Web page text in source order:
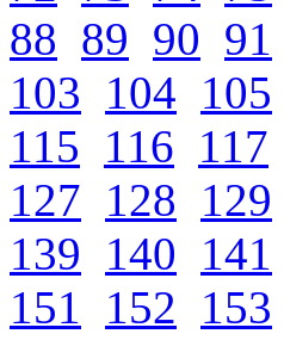
88 89 90 91
103 104 105
115 116 117
127 128 129
139 140 141
151
152 153